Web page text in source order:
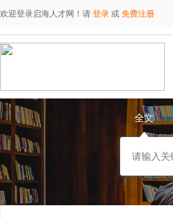
欢迎登录启海人才网！请 登录 或 免费注册
全文